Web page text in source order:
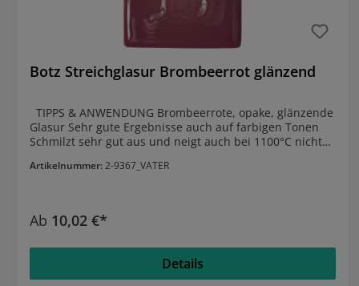
Botz Streichglasur Brombeerrot glänzend
TIPPS & ANWENDUNG Brombeerrote, opake, glänzende
Glasur Sehr gute Ergebnisse auch auf farbigen Tonen
Schmilzt sehr gut aus und neigt auch bei 1100°C nicht
werden EIGENSCHAFTEN glänzend stabil im
Artikelnummer:2-9367_VATER
Ab 10,02 €*
Details